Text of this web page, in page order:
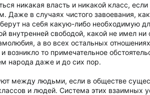
никакая власть и никакой класс,
Даже в случаях чистого завоевания,
на себя какую-либо необходимую
внутренней свободой, какой не имел
а во всех остальных
то примечательное
народа даже и до сих пор.
между людьми, если в обществе
и людей. Система этих взаимных